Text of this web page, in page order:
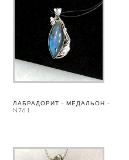
ЛАБРАДОРИТ – МЕДАЛЬОН –
N761